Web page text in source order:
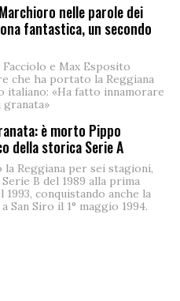
nelle parole dei
fantastica, un secondo
e Max Esposito
che ha portato la Reggiana
italiano: «Ha fatto innamorare
è morto Pippo
della storica Serie A
la Reggiana per sei stagioni,
B del 1989 alla prima
conquistando anche la
San Siro il 1° maggio 1994.